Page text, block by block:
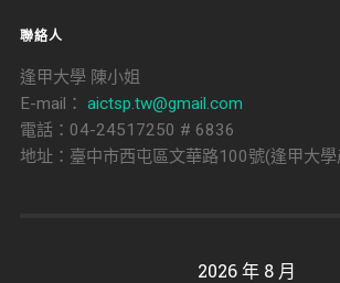
聯絡人
逢甲大學 陳小姐
E-mail： aictsp.tw@gmail.com
電話：04-24517250 # 6836
地址：臺中市西屯區文華路100號(逢甲大
2026 年 8 月